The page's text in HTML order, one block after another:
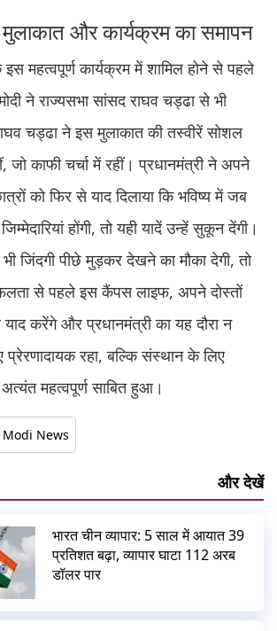
और कार्यक्रम का समापन
महत्वपूर्ण कार्यक्रम में शामिल होने से पहले
ने राज्यसभा सांसद राघव चड्ढा से भी
चड्ढा ने इस मुलाकात की तस्वीरें सोशल
जो काफी चर्चा में रहीं। प्रधानमंत्री ने अपने
को फिर से याद दिलाया कि भविष्य में जब
होंगी, तो यही यादें उन्हें सुकून देंगी।
जिंदगी पीछे मुड़कर देखने का मौका देगी, तो
से पहले इस कैंपस लाइफ, अपने दोस्तों
करेंगे और प्रधानमंत्री का यह दौरा न
रहा, बल्कि संस्थान के लिए
महत्वपूर्ण साबित हुआ।
Modi News
और देखें
भारत चीन व्यापार: 5 साल में आयात 39
प्रतिशत बढ़ा, व्यापार घाटा 112 अरब
डॉलर पार